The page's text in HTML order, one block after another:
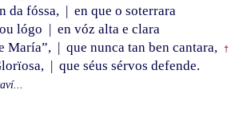
da fóssa, | en que o soterrara
lógo | en vóz alta e clara
María”, | que nunca tan ben cantara, †
| que séus sérvos defende.